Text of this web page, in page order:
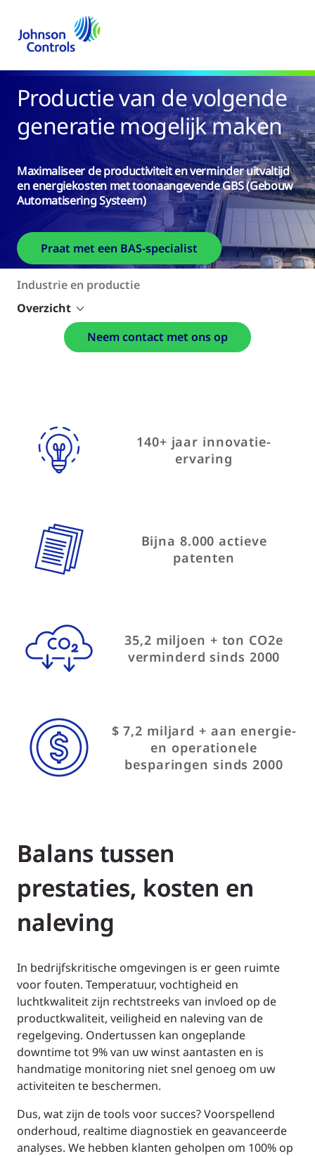
Productie van de volgende
generatie mogelijk maken
Maximaliseer de productiviteit en verminder uitvaltijd
en energiekosten met toonaangevende GBS (Gebouw
Automatisering Systeem)
Praat met een BAS-specialist
Industrie en productie
Overzicht
Neem contact met ons op
140+ jaar innovatie-
ervaring
Bijna 8.000 actieve
patenten
35,2 miljoen + ton CO2e
verminderd sinds 2000
$ 7,2 miljard + aan energie-
en operationele
besparingen sinds 2000
Balans tussen
prestaties, kosten en
naleving
In bedrijfskritische omgevingen is er geen ruimte
voor fouten. Temperatuur, vochtigheid en
luchtkwaliteit zijn rechtstreeks van invloed op de
productkwaliteit, veiligheid en naleving van de
regelgeving. Ondertussen kan ongeplande
downtime tot 9% van uw winst aantasten en is
handmatige monitoring niet snel genoeg om uw
activiteiten te beschermen.
Dus, wat zijn de tools voor succes? Voorspellend
onderhoud, realtime diagnostiek en geavanceerde
analyses. We hebben klanten geholpen om 100% op